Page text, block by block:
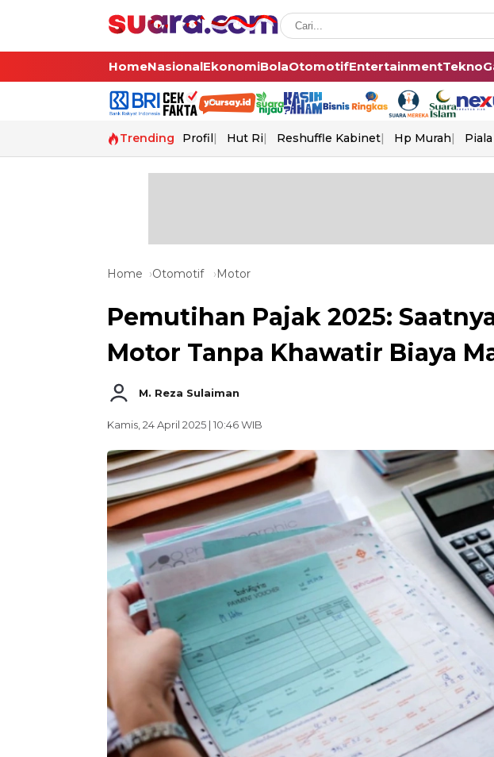
HomeNasionalEkonomiBolaOtomotifEntertainmentTekno
Trending Profil Hut Ri Reshuffle Kabinet Hp Murah
Home Otomotif Motor
Pemutihan Pajak 2025:
Motor Tanpa Khawatir Biaya
M. Reza Sulaiman
Kamis, 24 April 2025 | 10:46 WIB